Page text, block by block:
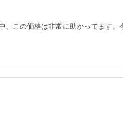
この価格は非常に助かってます。